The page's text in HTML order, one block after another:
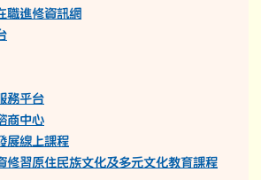
職進修資訊網
務平台
商中心
展線上課程
修習原住民族文化及多元文化教育課程